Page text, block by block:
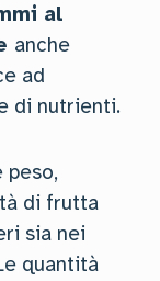
al
anche
ad
di nutrienti.
di frutta
sia nei
quantità